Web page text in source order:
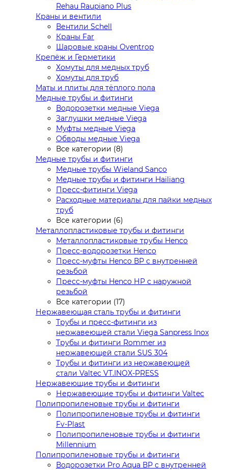
Rehau Raupiano Plus
Краны и вентили
Вентили Schell
Краны Far
Шаровые краны Oventrop
Крепёж и Герметики
Хомуты для медных труб
Хомуты для труб
Маты и плиты для тёплого пола
Медные трубы и фитинги
Водорозетки медные Viega
Заглушки медные Viega
Муфты медные Viega
Обводы медные Viega
Все категории (8)
Медные трубы и фитинги
Медные трубы Wieland Sanco
Медные трубы и фитинги Hailiang
Пресс-фитинги Viega
Расходные материалы для пайки медных
труб
Все категории (6)
Металлопластиковые трубы и фитинги
Металлопластиковые трубы Henco
Пресс-водорозетки Henco
Пресс-муфты Henco ВР с внутренней
резьбой
Пресс-муфты Henco НР с наружной
резьбой
Все категории (17)
Нержавеющая сталь трубы и фитинги
Трубы и пресс-фитинги из
нержавеющей стали Viega Sanpress Inox
Трубы и фитинги Rommer из
нержавеющей стали SUS 304
Трубы и фитинги из нержавеющей
стали Valtec VT.INOX-PRESS
Нержавеющие трубы и фитинги
Нержавеющие трубы и фитинги Valtec
Полипропиленовые трубы и фитинги
Полипропиленовые трубы и фитинги
Fv-Plast
Полипропиленовые трубы и фитинги
Millennium
Полипропиленовые трубы и фитинги
Водорозетки Pro Aqua ВР с внутренней